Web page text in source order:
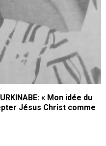
« Mon idée du
Jésus Christ comme